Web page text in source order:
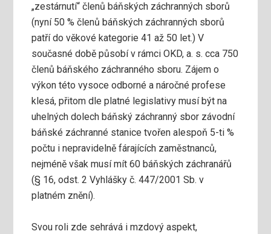
„zestárnutí“ členů báňských záchranných sborů
(nyní 50 % členů báňských záchranných sborů
patří do věkové kategorie 41 až 50 let.) V
současné době působí v rámci OKD, a. s. cca 750
členů báňského záchranného sboru. Zájem o
výkon této vysoce odborné a náročné profese
klesá, přitom dle platné legislativy musí být na
uhelných dolech báňský záchranný sbor závodní
báňské záchranné stanice tvořen alespoň 5-ti %
počtu i nepravidelně fárajících zaměstnanců,
nejméně však musí mít 60 báňských záchranářů
(§ 16, odst. 2 Vyhlášky č. 447/2001 Sb. v
platném znění).
Svou roli zde sehrává i mzdový aspekt,